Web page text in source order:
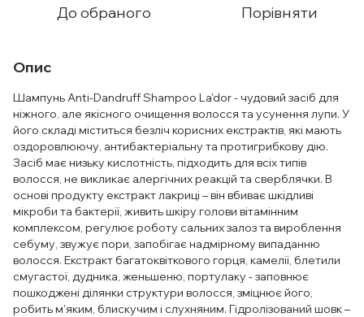
До обраного Порівняти
Опис
Шампунь Anti-Dandruff Shampoo La'dor - чудовий засіб для
ніжного, але якісного очищення волосся та усунення лупи. У
його складі міститься безліч корисних екстрактів, які мають
оздоровлюючу, антибактеріальну та протигрибкову дію.
Засіб має низьку кислотність, підходить для всіх типів
волосся, не викликає алергічних реакцій та сверблячки. В
основі продукту екстракт лакриці – він вбиває шкідливі
мікроби та бактерії, живить шкіру голови вітамінним
комплексом, регулює роботу сальних залоз та вироблення
себуму, звужує пори, запобігає надмірному випаданню
волосся. Екстракт багатоквіткового горця, камелії, блетили
смугастої, дудника, женьшеню, портулаку - заповнює
пошкоджені ділянки структури волосся, зміцнює його,
робить м'яким, блискучим і слухняним. Гідролізований шовк –